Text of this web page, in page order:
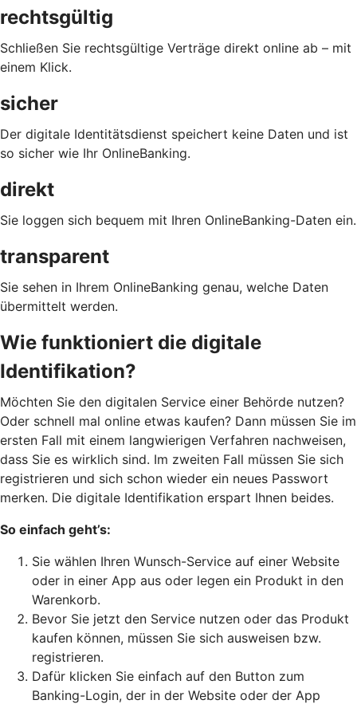
rechtsgültig
Schließen Sie rechtsgültige Verträge direkt online ab – mit
einem Klick.
sicher
Der digitale Identitätsdienst speichert keine Daten und ist
so sicher wie Ihr OnlineBanking.
direkt
Sie loggen sich bequem mit Ihren OnlineBanking-Daten ein.
transparent
Sie sehen in Ihrem OnlineBanking genau, welche Daten
übermittelt werden.
Wie funktioniert die digitale
Identifikation?
Möchten Sie den digitalen Service einer Behörde nutzen?
Oder schnell mal online etwas kaufen? Dann müssen Sie im
ersten Fall mit einem langwierigen Verfahren nachweisen,
dass Sie es wirklich sind. Im zweiten Fall müssen Sie sich
registrieren und sich schon wieder ein neues Passwort
merken. Die digitale Identifikation erspart Ihnen beides.
So einfach geht’s:
Sie wählen Ihren Wunsch-Service auf einer Website
oder in einer App aus oder legen ein Produkt in den
Warenkorb.
Bevor Sie jetzt den Service nutzen oder das Produkt
kaufen können, müssen Sie sich ausweisen bzw.
registrieren.
Dafür klicken Sie einfach auf den Button zum
Banking-Login, der in der Website oder der App